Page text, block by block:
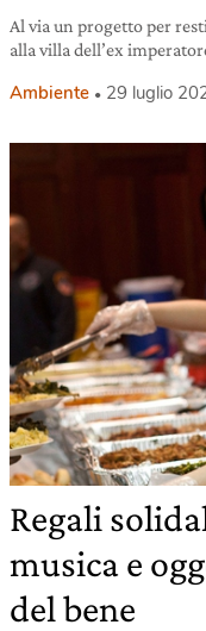
Al via un progetto per
alla villa dell’ex
Ambiente 29 luglio
Regali
musica e
del bene